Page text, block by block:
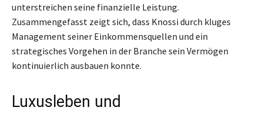
unterstreichen seine finanzielle Leistung.
Zusammengefasst zeigt sich, dass Knossi durch kluges
Management seiner Einkommensquellen und ein
strategisches Vorgehen in der Branche sein Vermögen
kontinuierlich ausbauen konnte.
Luxusleben und